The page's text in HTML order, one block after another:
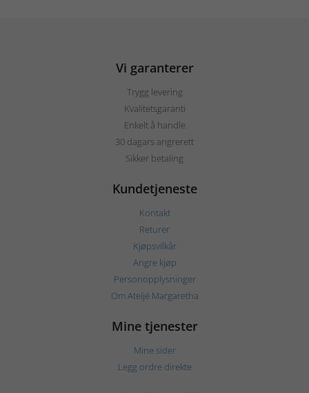
Vi garanterer
Trygg levering
Kvalitetsgaranti
Enkelt å handle
30 dagars angrerett
Sikker betaling
Kundetjeneste
Kontakt
Returer
Kjøpsvilkår
Angre kjøp
Personopplysninger
Om Ateljé Margaretha
Mine tjenester
Mine sider
Legg ordre direkte